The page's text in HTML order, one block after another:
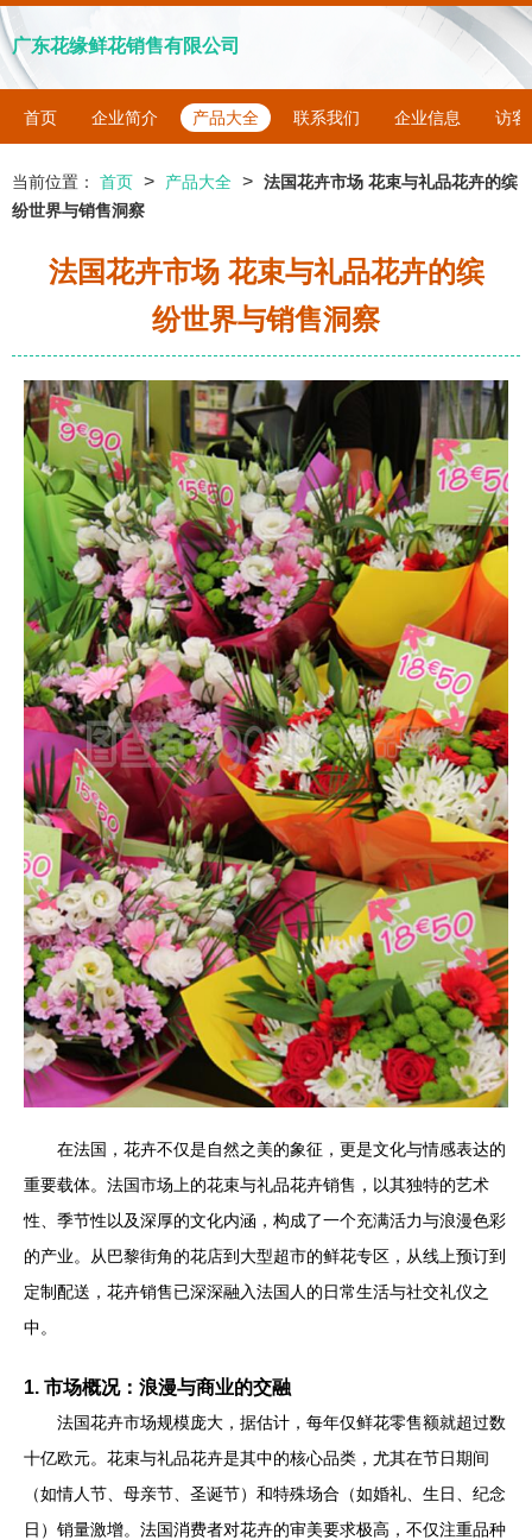
广东花缘鲜花销售有限公司
首页 企业简介 产品大全 联系我们 企业信息 访客
当前位置： 首页 > 产品大全 > 法国花卉市场 花束与礼品花卉的缤
纷世界与销售洞察
法国花卉市场 花束与礼品花卉的缤
纷世界与销售洞察
在法国，花卉不仅是自然之美的象征，更是文化与情感表达的
重要载体。法国市场上的花束与礼品花卉销售，以其独特的艺术
性、季节性以及深厚的文化内涵，构成了一个充满活力与浪漫色彩
的产业。从巴黎街角的花店到大型超市的鲜花专区，从线上预订到
定制配送，花卉销售已深深融入法国人的日常生活与社交礼仪之
中。
1. 市场概况：浪漫与商业的交融
法国花卉市场规模庞大，据估计，每年仅鲜花零售额就超过数
十亿欧元。花束与礼品花卉是其中的核心品类，尤其在节日期间
（如情人节、母亲节、圣诞节）和特殊场合（如婚礼、生日、纪念
日）销量激增。法国消费者对花卉的审美要求极高，不仅注重品种